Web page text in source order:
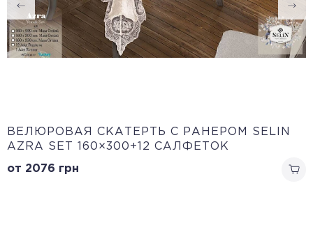
ВЕЛЮРОВАЯ СКАТЕРТЬ С РАНЕРОМ SELIN
AZRA SET 160×300+12 САЛФЕТОК
от 2076 грн